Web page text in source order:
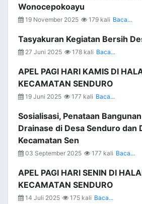
Wonocepokoayu
19 November 2025 179 kali Baca...
Tasyakuran Kegiatan Bersih
27 Juni 2025 178 kali Baca...
APEL PAGI HARI KAMIS DI
KECAMATAN SENDURO
19 Juni 2025 177 kali Baca...
Sosialisasi, Penataan
Drainase di Desa Senduro dan
Kecamatan Sen
03 September 2025 177 kali Baca...
APEL PAGI HARI SENIN DI
KECAMATAN SENDURO
14 Juli 2025 175 kali Baca...